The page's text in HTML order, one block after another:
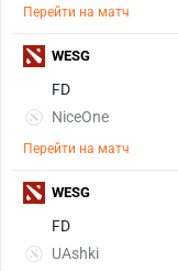
Перейти на матч
FD
NiceOne
Перейти на матч
WESG
FD
UAshki
WESG